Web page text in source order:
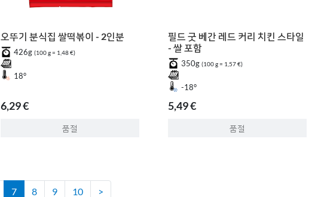
오뚜기 분식집 쌀떡볶이 - 2인분
426g (100 g = 1,48 €)
18°
6,29 €
품절
필드 굿 베간 레드 커리 치킨 스타일
- 쌀 포함
350g (100 g = 1,57 €)
-18°
5,49 €
품절
7 8 9 10 >